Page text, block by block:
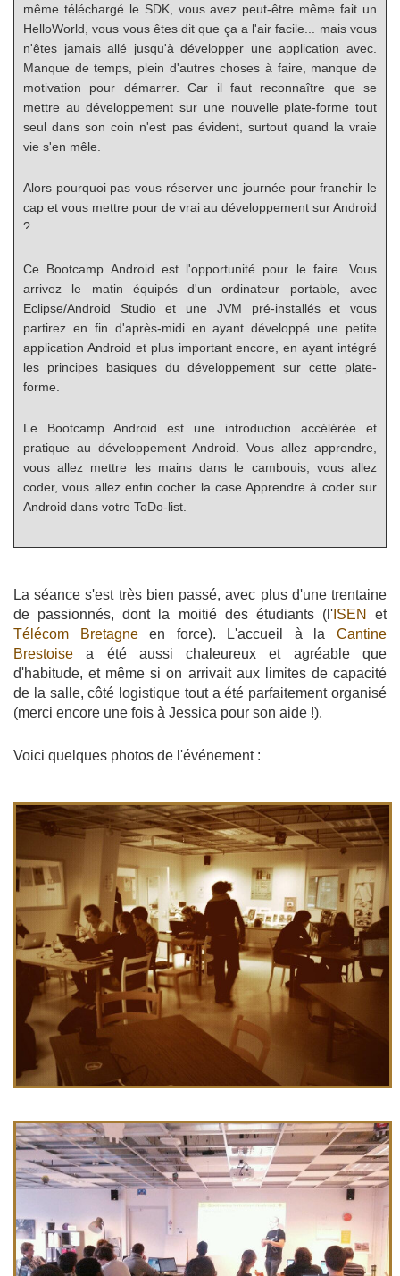
même téléchargé le SDK, vous avez peut-être même fait un
HelloWorld, vous vous êtes dit que ça a l'air facile... mais vous
n'êtes jamais allé jusqu'à développer une application avec.
Manque de temps, plein d'autres choses à faire, manque de
motivation pour démarrer. Car il faut reconnaître que se
mettre au développement sur une nouvelle plate-forme tout
seul dans son coin n'est pas évident, surtout quand la vraie
vie s'en mêle.
Alors pourquoi pas vous réserver une journée pour franchir le
cap et vous mettre pour de vrai au développement sur Android
?
Ce Bootcamp Android est l'opportunité pour le faire. Vous
arrivez le matin équipés d'un ordinateur portable, avec
Eclipse/Android Studio et une JVM pré-installés et vous
partirez en fin d'après-midi en ayant développé une petite
application Android et plus important encore, en ayant intégré
les principes basiques du développement sur cette plate-
forme.
Le Bootcamp Android est une introduction accélérée et
pratique au développement Android. Vous allez apprendre,
vous allez mettre les mains dans le cambouis, vous allez
coder, vous allez enfin cocher la case Apprendre à coder sur
Android dans votre ToDo-list.
La séance s'est très bien passé, avec plus d'une trentaine
de passionnés, dont la moitié des étudiants (l'ISEN
et
Télécom Bretagneen force). L'accueil à laCantine
Brestoise a été aussi chaleureux et agréable que
d'habitude, et même si on arrivait aux limites de capacité
de la salle, côté logistique tout a été parfaitement organisé
(merci encore une fois à Jessica pour son aide !).
Voici quelques photos de l'événement :